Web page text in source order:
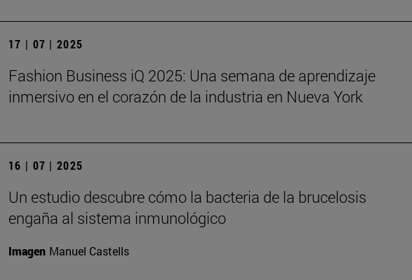
17 | 07 | 2025
Fashion Business iQ 2025: Una semana de aprendizaje
inmersivo en el corazón de la industria en Nueva York
16 | 07 | 2025
Un estudio descubre cómo la bacteria de la brucelosis
engaña al sistema inmunológico
Imagen Manuel Castells